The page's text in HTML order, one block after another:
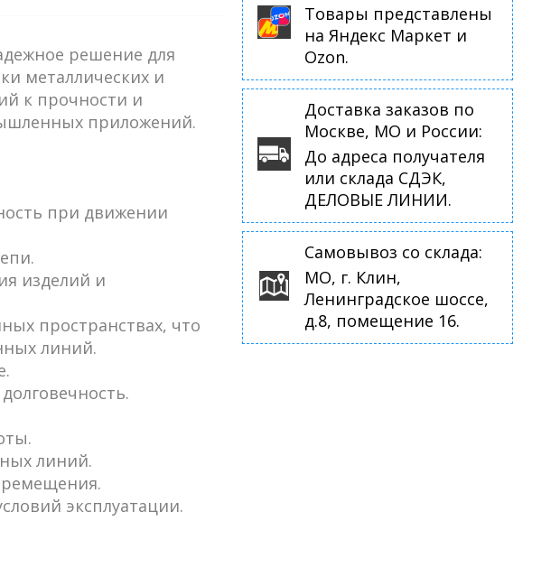
решение для
металлических и
к прочности и
приложений.
при движении
изделий и
пространствах, что
линий.
линий.
эксплуатации.
Товары представлены
на Яндекс Маркет и
Ozon.
Доставка заказов по
Москве, МО и России:
До адреса получателя
или склада СДЭК,
ДЕЛОВЫЕ ЛИНИИ.
Самовывоз со склада:
МО, г. Клин,
Ленинградское шоссе,
д.8, помещение 16.